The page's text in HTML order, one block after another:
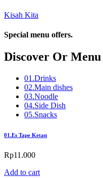
Kisah Kita
Special menu offers.
Discover Or Menu
01.Drinks
02.Main dishes
03.Noodle
04.Side Dish
05.Snacks
01.Es Tape Ketan
Rp11.000
Add to cart